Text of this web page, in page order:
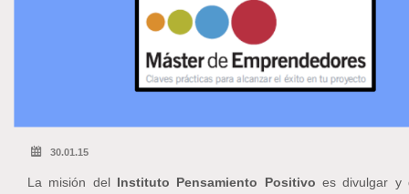
30.01.15
La misión delInstituto Pensamiento Positivo es divulgar y